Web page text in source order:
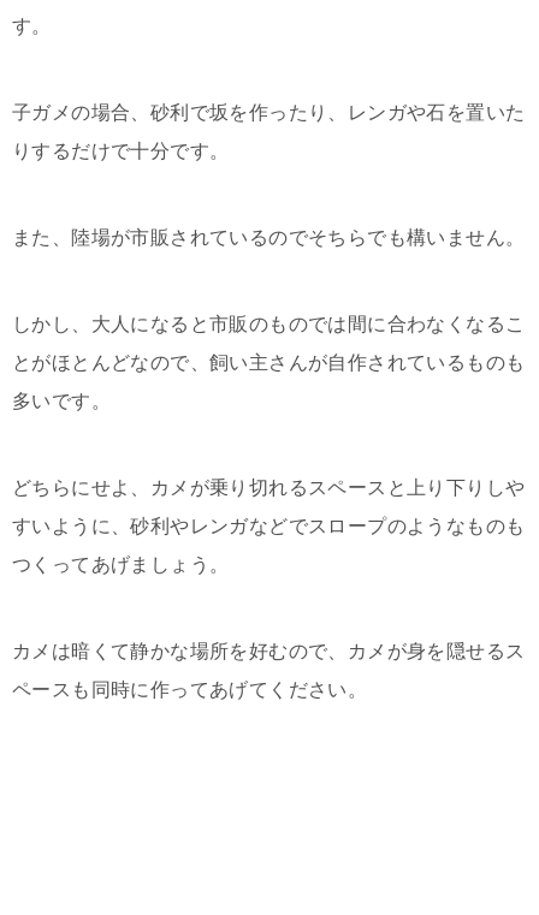
す。
子ガメの場合、砂利で坂を作ったり、レンガや石を置いた
りするだけで十分です。
また、陸場が市販されているのでそちらでも構いません。
しかし、大人になると市販のものでは間に合わなくなるこ
とがほとんどなので、飼い主さんが自作されているものも
多いです。
どちらにせよ、カメが乗り切れるスペースと上り下りしや
すいように、砂利やレンガなどでスロープのようなものも
つくってあげましょう。
カメは暗くて静かな場所を好むので、カメが身を隠せるス
ペースも同時に作ってあげてください。